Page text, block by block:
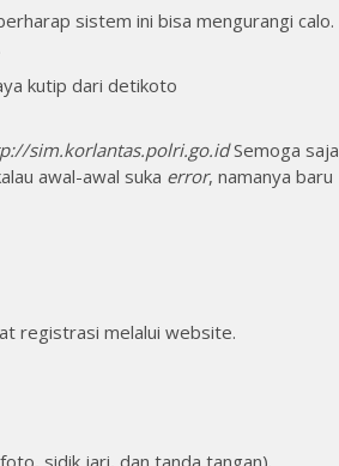
sistem ini bisa mengurangi calo.
kutip dari detikoto
sim.korlantas.polri.go.idSemoga saja
awal-awal suka error, namanya baru
registrasi melalui website.
sidik jari, dan tanda tangan).